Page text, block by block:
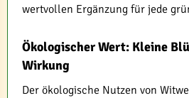
wertvollen Ergänzung für jede
Ökologischer Wert: Kleine
Wirkung
Der ökologische Nutzen von